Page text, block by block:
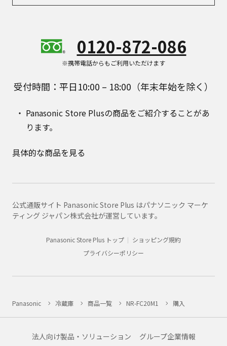
0120-872-086
※携帯電話からもご利用いただけます
受付時間：平日10:00 – 18:00（年末年始を除く）
Panasonic Store Plusの商品をご紹介することがあ
ります。
具体的な商品を見る
公式通販サイト Panasonic Store Plus はパナソニック マーケ
ティング ジャパン株式会社が運営しています。
Panasonic Store Plus トップ
ショッピング規約
プライバシーポリシー
Panasonic 冷蔵庫 商品一覧 NR-FC20M1 購入
法人向け製品・ソリューション グループ企業情報